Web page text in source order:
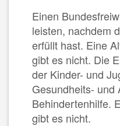
Einen
leisten, nachdem
erfüllt hast. Eine
gibt es nicht. Die
der Kinder- und
Gesundheits- und
Behindertenhilfe.
gibt es nicht.